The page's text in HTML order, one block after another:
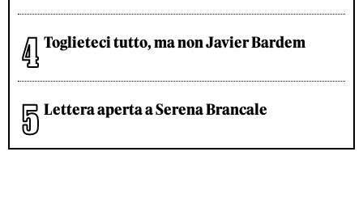
Toglieteci tutto, ma non Javier Bardem
Lettera aperta a Serena Brancale